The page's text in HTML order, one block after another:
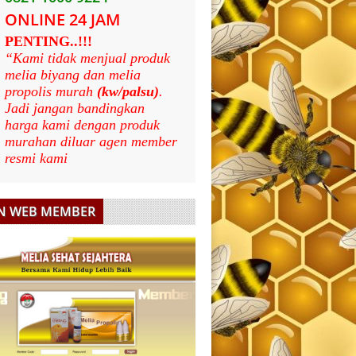
ONLINE 24 JAM
PENTING..!!!
“Kami tidak menjual produk
melia biyang dan melia
propolis murah (kw/palsu).
Jadi jangan bandingkan
harga kami dengan produk
murahan diluar agen member
resmi kami
WEB MEMBER